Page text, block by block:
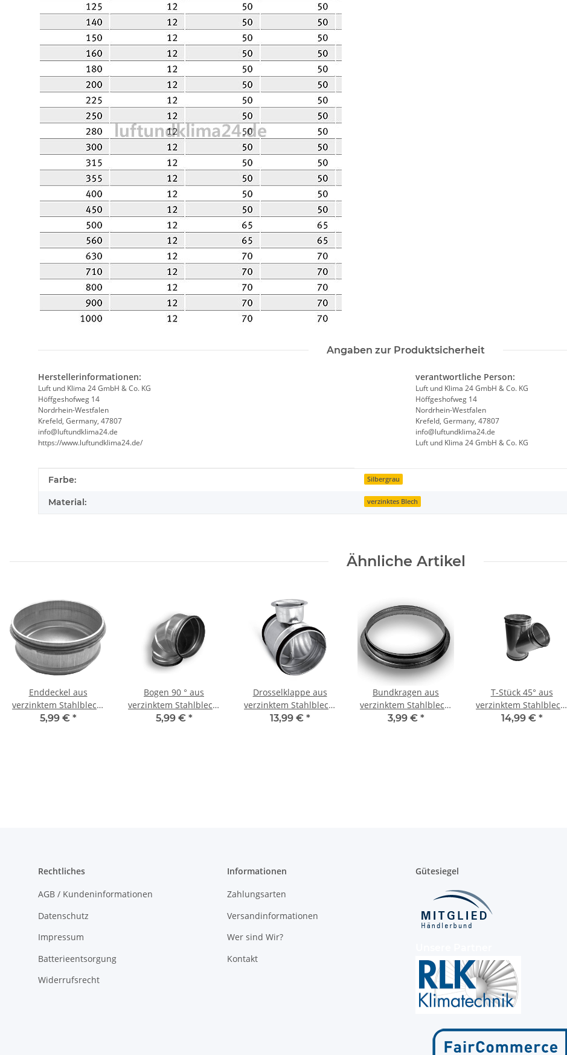
Angaben zur Produktsicherheit
Herstellerinformationen:
Luft und Klima 24 GmbH & Co. KG
Höffgeshofweg 14
Nordrhein-Westfalen
Krefeld, Germany, 47807
info@luftundklima24.de
https://www.luftundklima24.de/
verantwortliche Person:
Luft und Klima 24 GmbH & Co. KG
Höffgeshofweg 14
Nordrhein-Westfalen
Krefeld, Germany, 47807
info@luftundklima24.de
Luft und Klima 24 GmbH & Co. KG
Produkteigenschaft
Wert
Farbe: Silbergrau
Material: verzinktes Blech
Ähnliche Artikel
Enddeckel aus
verzinktem Stahlblech,
mit Dichtung, Ø 80-400
5,99 € *
Bogen 90 ° aus
verzinktem Stahlblech,
mit Dichtung, Ø 80-710
5,99 € *
Drosselklappe aus
verzinktem Stahlblech,
mit Dichtung, Ø100-400
13,99 € *
Bundkragen aus
verzinktem Stahlblech,
mit Dichtung, Ø 80-400
3,99 € *
T-Stück 45° aus
verzinktem Stahlblech,
mit Dichtung, Ø 160-
14,99 € *
Rechtliches
AGB / Kundeninformationen
Datenschutz
Impressum
Batterieentsorgung
Widerrufsrecht
Informationen
Zahlungsarten
Versandinformationen
Wer sind Wir?
Kontakt
Gütesiegel